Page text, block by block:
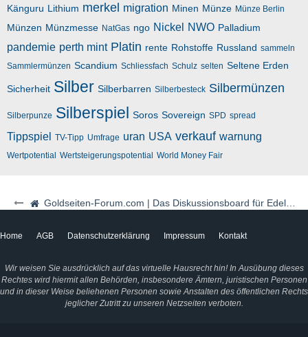
Goldseiten-Forum.com | Das Diskussionsboard für Edelmetalle & Rohstoffe
Känguru Lithium merkel migration Minen Münze Münze Berlin
Münzen Münzmesse NatGas ngo Nickel NWO Palladium
pandemie perth mint Platin rente Rohstoffe Russland sammeln
Sammlermünzen Scandium Schliessfach Schulz selten Seltene Erden
Sicherheit Silber Silberbarren Silberbesteck Silbermünzen
Silberpunze Silberspiel Soros Sovereign SPD spread
Tippspiel TV-Tipp Umfrage uran USA verkauf warnung
Wertpotential Wertsteigerungspotential World Money Fair
Home AGB Datenschutzerklärung Impressum Kontakt
Wir weisen Sie ausdrücklich auf das virtuelle Hausrecht hin! In Ausübung dieses
Rechtes wird hiermit allen Behörden, insbesondere Ämtern, juristischen Personen
und in dieser Weise beliehenen Personen sowie Anstalten des öffentlichen Rechts
jeglicher Zutritt zu unseren Netzseiten verboten.